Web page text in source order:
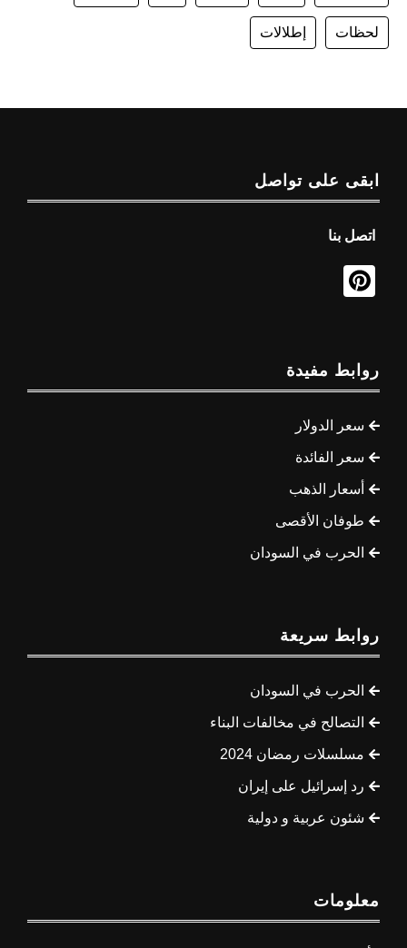
لحظات إطلالات
ابقى على تواصل
اتصل بنا
روابط مفيدة
سعر الدولار
سعر الفائدة
أسعار الذهب
طوفان الأقصى
الحرب في السودان
روابط سريعة
الحرب في السودان
التصالح في مخالفات البناء
مسلسلات رمضان 2024
رد إسرائيل على إيران
شئون عربية و دولية
معلومات